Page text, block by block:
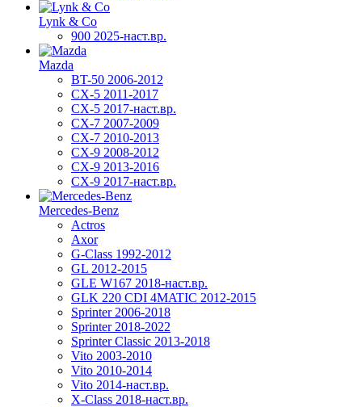
Lynk & Co
900 2025-наст.вр.
Mazda
BT-50 2006-2012
CX-5 2011-2017
CX-5 2017-наст.вр.
CX-7 2007-2009
CX-7 2010-2013
CX-9 2008-2012
CX-9 2013-2016
CX-9 2017-наст.вр.
Mercedes-Benz
Actros
Axor
G-Class 1992-2012
GL 2012-2015
GLE W167 2018-наст.вр.
GLK 220 CDI 4MATIC 2012-2015
Sprinter 2006-2018
Sprinter 2018-2022
Sprinter Classic 2013-2018
Vito 2003-2010
Vito 2010-2014
Vito 2014-наст.вр.
X-Class 2018-наст.вр.